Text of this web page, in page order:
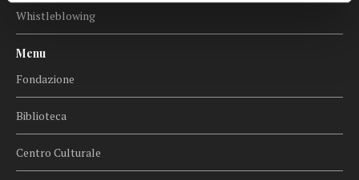
Whistleblowing
Menu
Fondazione
Biblioteca
Centro Culturale